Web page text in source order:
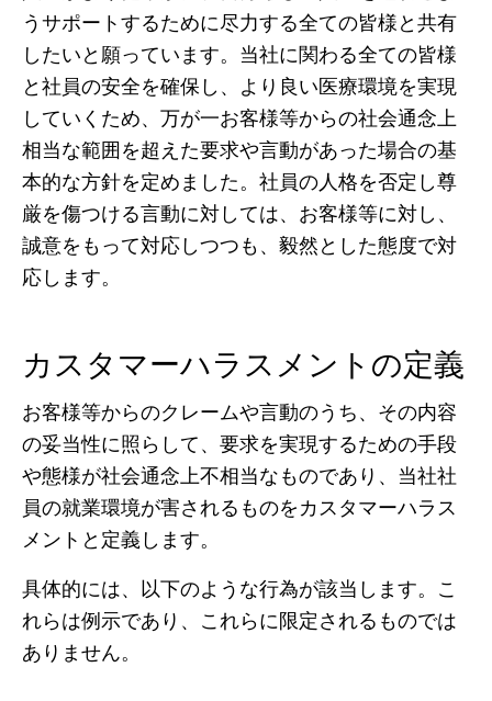
うサポートするために尽力する全ての皆様と共有
したいと願っています。当社に関わる全ての皆様
と社員の安全を確保し、より良い医療環境を実現
していくため、万が一お客様等からの社会通念上
相当な範囲を超えた要求や言動があった場合の基
本的な方針を定めました。社員の人格を否定し尊
厳を傷つける言動に対しては、お客様等に対し、
誠意をもって対応しつつも、毅然とした態度で対
応します。
カスタマーハラスメントの定義
お客様等からのクレームや言動のうち、その内容
の妥当性に照らして、要求を実現するための手段
や態様が社会通念上不相当なものであり、当社社
員の就業環境が害されるものを カスタマーハラス
メント と定義します。
具体的には、以下のような行為が該当します。こ
れらは例示であり、これらに限定されるものでは
ありません。